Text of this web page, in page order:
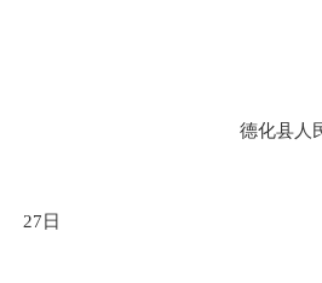
德化县人
27日